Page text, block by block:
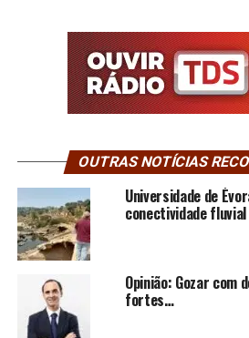
OUTRAS NOTÍCIAS
Universidade de
conectividade
Opinião: Gozar com
fortes…